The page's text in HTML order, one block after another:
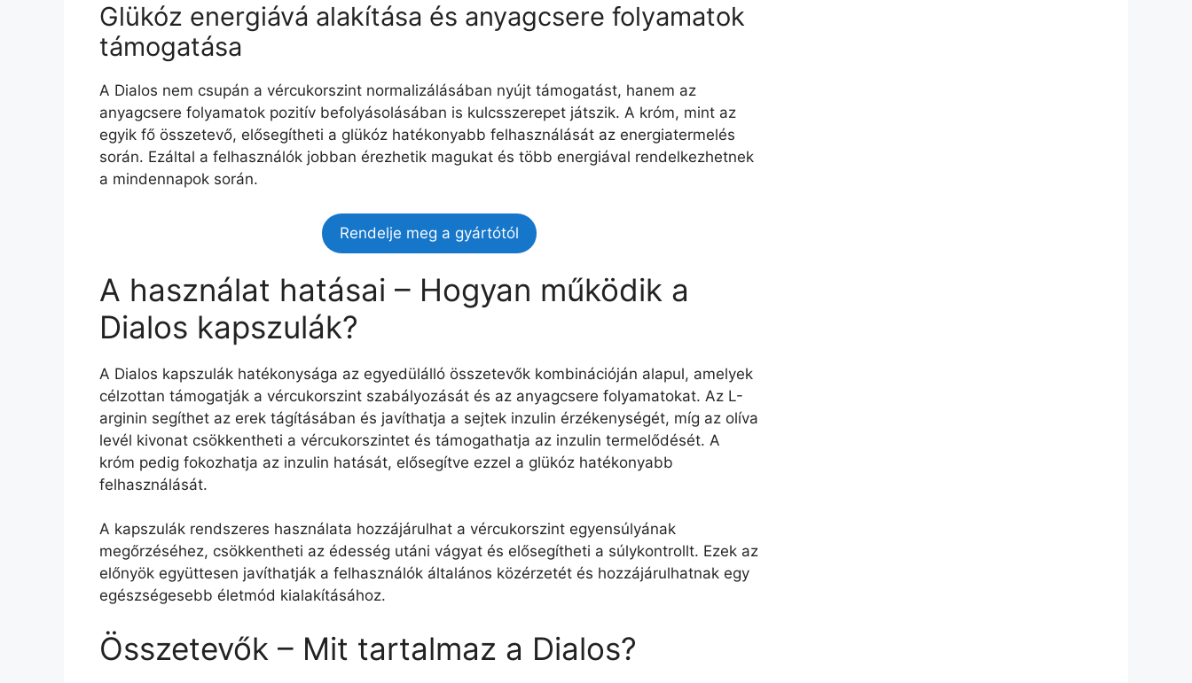
Glükóz energiává alakítása és anyagcsere folyamatok
támogatása
A Dialos nem csupán a vércukorszint normalizálásában nyújt támogatást, hanem az
anyagcsere folyamatok pozitív befolyásolásában is kulcsszerepet játszik. A króm, mint az
egyik fő összetevő, elősegítheti a glükóz hatékonyabb felhasználását az energiatermelés
során. Ezáltal a felhasználók jobban érezhetik magukat és több energiával rendelkezhetnek
a mindennapok során.
Rendelje meg a gyártótól
A használat hatásai – Hogyan működik a
Dialos kapszulák?
A Dialos kapszulák hatékonysága az egyedülálló összetevők kombinációján alapul, amelyek
célzottan támogatják a vércukorszint szabályozását és az anyagcsere folyamatokat. Az L-
arginin segíthet az erek tágításában és javíthatja a sejtek inzulin érzékenységét, míg az olíva
levél kivonat csökkentheti a vércukorszintet és támogathatja az inzulin termelődését. A
króm pedig fokozhatja az inzulin hatását, elősegítve ezzel a glükóz hatékonyabb
felhasználását.
A kapszulák rendszeres használata hozzájárulhat a vércukorszint egyensúlyának
megőrzéséhez, csökkentheti az édesség utáni vágyat és elősegítheti a súlykontrollt. Ezek az
előnyök együttesen javíthatják a felhasználók általános közérzetét és hozzájárulhatnak egy
egészségesebb életmód kialakításához.
Összetevők – Mit tartalmaz a Dialos?